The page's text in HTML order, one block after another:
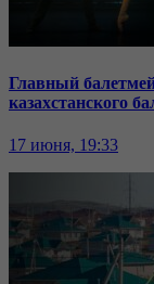
Главный
казахстанского
17 июня, 19:33